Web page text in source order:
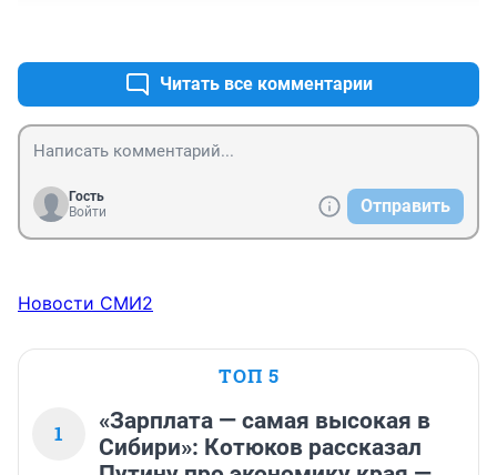
Читать все комментарии
Гость
Войти
Отправить
Новости СМИ2
ТОП 5
1
«Зарплата — самая высокая в
Сибири»: Котюков рассказал